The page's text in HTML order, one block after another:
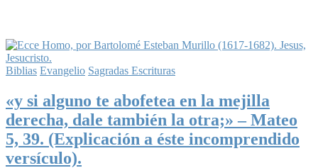
Biblias Evangelio Sagradas Escrituras
«y si alguno te abofetea en la mejilla
derecha, dale también la otra;» – Mateo
5, 39. (Explicación a éste incomprendido
versículo).